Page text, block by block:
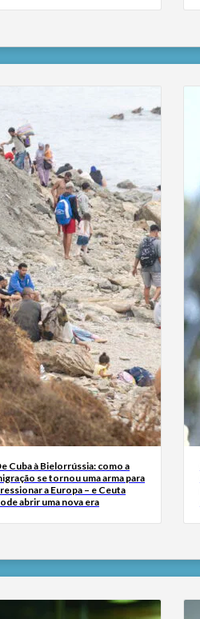
Cuba à Bielorrússia: como a
se tornou uma arma para
a Europa – e Ceuta
abrir uma nova era